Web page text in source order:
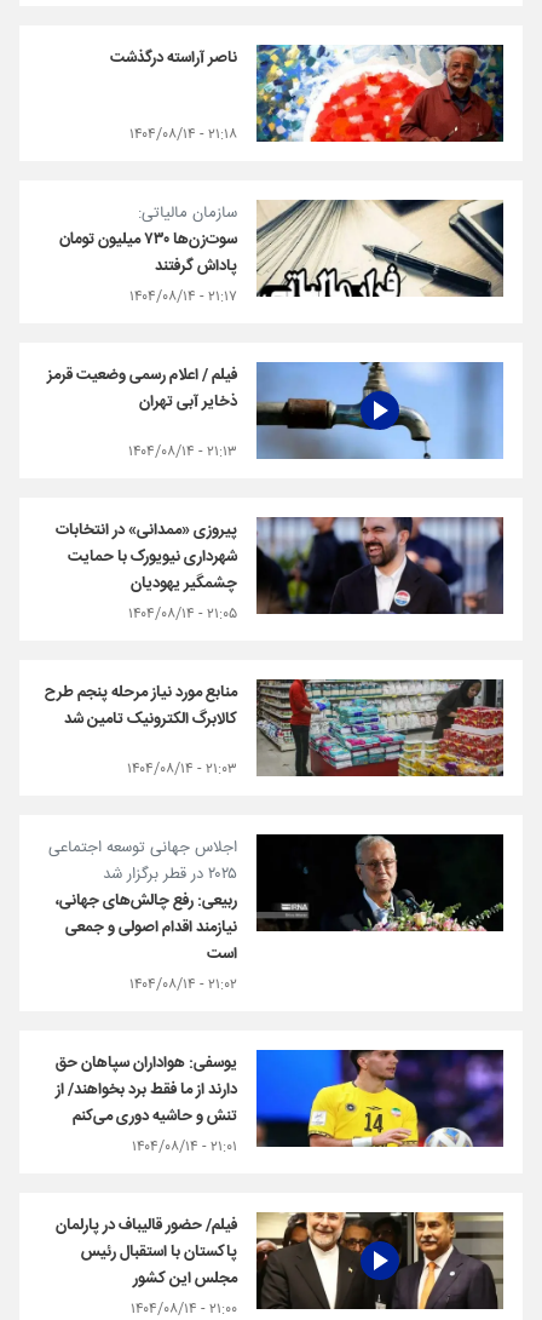
ناصر آراسته درگذشت
۲۱:۱۸ - ۱۴۰۴/۰۸/۱۴
سازمان مالیاتی:
سوت‌زن‌ها ۷۳۰ میلیون تومان
پاداش گرفتند
۲۱:۱۷ - ۱۴۰۴/۰۸/۱۴
فیلم / اعلام رسمی وضعیت قرمز
ذخایر آبی تهران
۲۱:۱۳ - ۱۴۰۴/۰۸/۱۴
پیروزی «ممدانی» در انتخابات
شهرداری نیویورک با حمایت
چشمگیر یهودیان
۲۱:۰۵ - ۱۴۰۴/۰۸/۱۴
منابع مورد نیاز مرحله پنجم طرح
کالابرگ الکترونیک تامین شد
۲۱:۰۳ - ۱۴۰۴/۰۸/۱۴
اجلاس جهانی توسعه اجتماعی
۲۰۲۵ در قطر برگزار شد
ربیعی: رفع چالش‌های جهانی،
نیازمند اقدام اصولی و جمعی
است
۲۱:۰۲ - ۱۴۰۴/۰۸/۱۴
یوسفی: هواداران سپاهان حق
دارند از ما فقط برد بخواهند/ از
تنش و حاشیه دوری می‎‌کنم
۲۱:۰۱ - ۱۴۰۴/۰۸/۱۴
فیلم/ حضور قالیباف در پارلمان
پاکستان با استقبال رئیس
مجلس این کشور
۲۱:۰۰ - ۱۴۰۴/۰۸/۱۴